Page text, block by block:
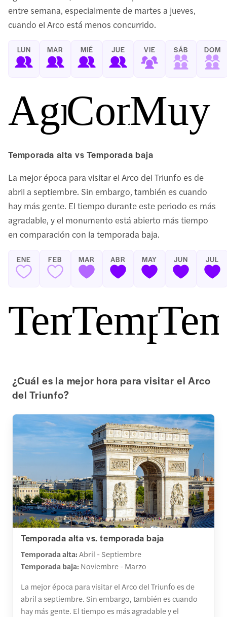
entre semana, especialmente de martes a jueves,
cuando el Arco está menos concurrido.
LUN MAR MIÉ JUE VIE SÁB DOM
Agradable
Muy
Temporada alta vs Temporada baja
La mejor época para visitar el Arco del Triunfo es de
abril a septiembre. Sin embargo, también es cuando
hay más gente. El tiempo durante este periodo es más
agradable, y el monumento está abierto más tiempo
en comparación con la temporada baja.
ENE FEB MAR ABR MAY JUN JUL
Temporada
¿Cuál es la mejor hora para visitar el Arco
del Triunfo?
Temporada alta vs. temporada baja
Temporada alta:Abril - Septiembre
Temporada baja: Noviembre - Marzo
La mejor época para visitar el Arco del Triunfo es de
abril a septiembre. Sin embargo, también es cuando
hay más gente. El tiempo es más agradable y el